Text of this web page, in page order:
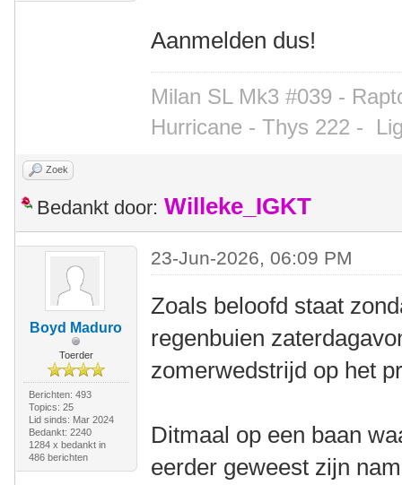
Aanmelden dus!
Milan SL Mk3 #039 -
Hurricane - Thys 222 -
Zoek
Bedankt door: Willeke_IGKT
Boyd Maduro
Toerder
Berichten: 493
Topics: 25
Lid sinds: Mar 2024
Bedankt: 2240
1284 x bedankt in
486 berichten
23-Jun-2026, 06:09 PM
Zoals beloofd staat
regenbuien
zomerwedstrijd op het
Ditmaal op een baan
eerder geweest zijn